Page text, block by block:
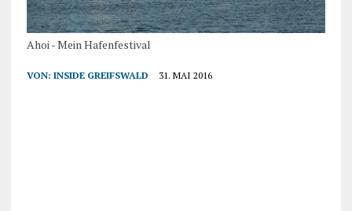
Ahoi - Mein Hafenfestival
VON: INSIDE GREIFSWALD 31. MAI 2016